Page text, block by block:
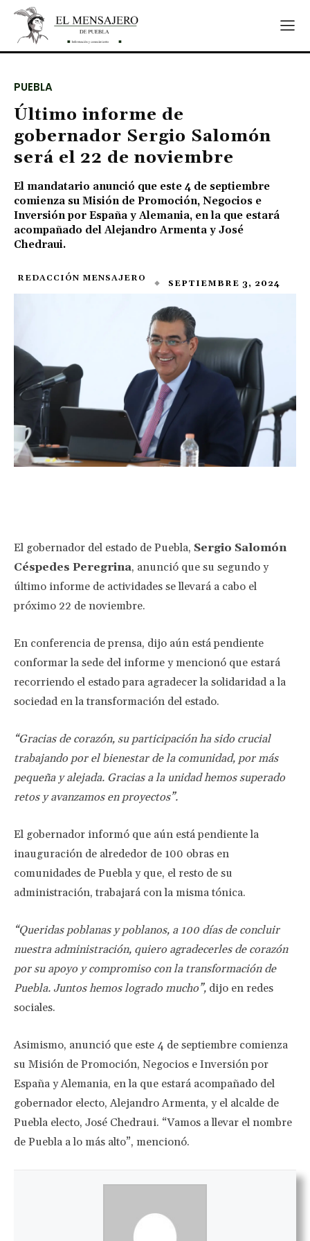
PUEBLA
Último informe de
gobernador Sergio Salomón
será el 22 de noviembre
El mandatario anunció que este 4 de septiembre
comienza su Misión de Promoción, Negocios e
Inversión por España y Alemania, en la que estará
acompañado del Alejandro Armenta y José
Chedraui.
REDACCIÓN MENSAJERO SEPTIEMBRE 3, 2024
El gobernador del estado de Puebla, Sergio Salomón
Céspedes Peregrina, anunció que su segundo y
último informe de actividades se llevará a cabo el
próximo 22 de noviembre.
En conferencia de prensa, dijo aún está pendiente
conformar la sede del informe y mencionó que estará
recorriendo el estado para agradecer la solidaridad a la
sociedad en la transformación del estado.
“Gracias de corazón, su participación ha sido crucial
trabajando por el bienestar de la comunidad, por más
pequeña y alejada. Gracias a la unidad hemos superado
retos y avanzamos en proyectos”.
El gobernador informó que aún está pendiente la
inauguración de alrededor de 100 obras en
comunidades de Puebla y que, el resto de su
administración, trabajará con la misma tónica.
“Queridas poblanas y poblanos, a 100 días de concluir
nuestra administración, quiero agradecerles de corazón
por su apoyo y compromiso con la transformación de
Puebla. Juntos hemos logrado mucho”, dijo en redes
sociales.
Asimismo, anunció que este 4 de septiembre comienza
su Misión de Promoción, Negocios e Inversión por
España y Alemania, en la que estará acompañado del
gobernador electo, Alejandro Armenta, y el alcalde de
Puebla electo, José Chedraui. “Vamos a llevar el nombre
de Puebla a lo más alto”, mencionó.